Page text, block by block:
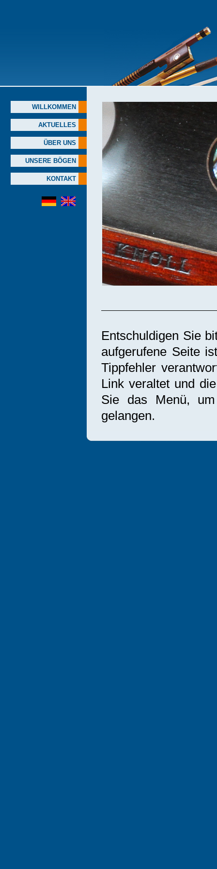
WILLKOMMEN
AKTUELLES
ÜBER UNS
UNSERE BÖGEN
KONTAKT
Entschuldigen Sie
aufgerufene Seite
Tippfehler
Link veraltet und
Sie das Menü,
gelangen.